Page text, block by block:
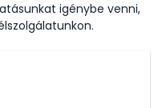
igénybe venni,